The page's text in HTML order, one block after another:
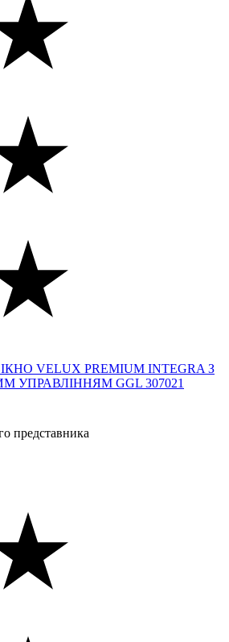
VELUX PREMIUM INTEGRA З
УПРАВЛІННЯМ GGL 307021
представника